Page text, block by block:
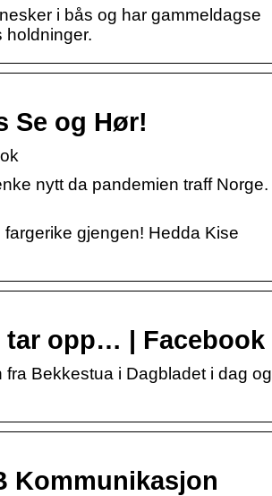
i bås og har gammeldagse
holdninger.
Se og Hør!
nytt da pandemien traff Norge.
gjengen! Hedda Kise
tar opp… | Facebook
Bekkestua i Dagbladet i dag og
Kommunikasjon